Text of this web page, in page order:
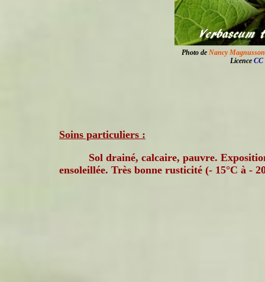
Photo de Nancy Magnusson
Licence CC
Soins particuliers :
Sol drainé, calcaire, pauvre.
ensoleillée. Très bonne rusticité (- 15°C à -